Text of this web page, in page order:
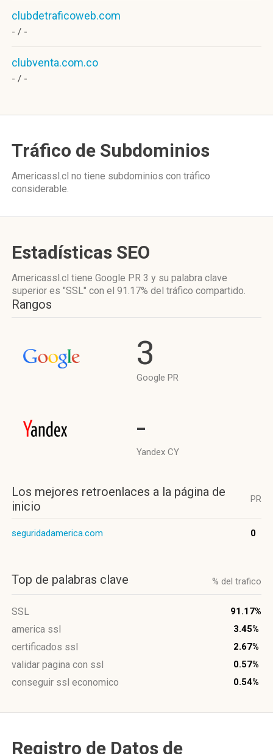
clubdetraficoweb.com
- / -
clubventa.com.co
- / -
Tráfico de Subdominios
Americassl.cl no tiene subdominios con tráfico
considerable.
Estadísticas SEO
Americassl.cl tiene Google PR 3 y su palabra clave
superior es "SSL" con el 91.17% del tráfico compartido.
Rangos
3
Google PR
-
Yandex CY
Los mejores retroenlaces a la página de
inicio
PR
seguridadamerica.com 0
Top de palabras clave % del trafico
SSL 91.17%
america ssl 3.45%
certificados ssl 2.67%
validar pagina con ssl 0.57%
conseguir ssl economico 0.54%
Registro de Datos de